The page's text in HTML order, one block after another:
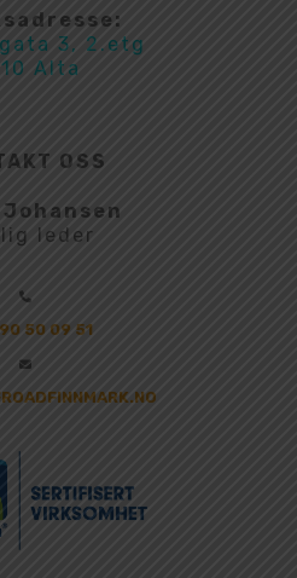
3, 2.etg
Alta
OSS
leder
50 09 51